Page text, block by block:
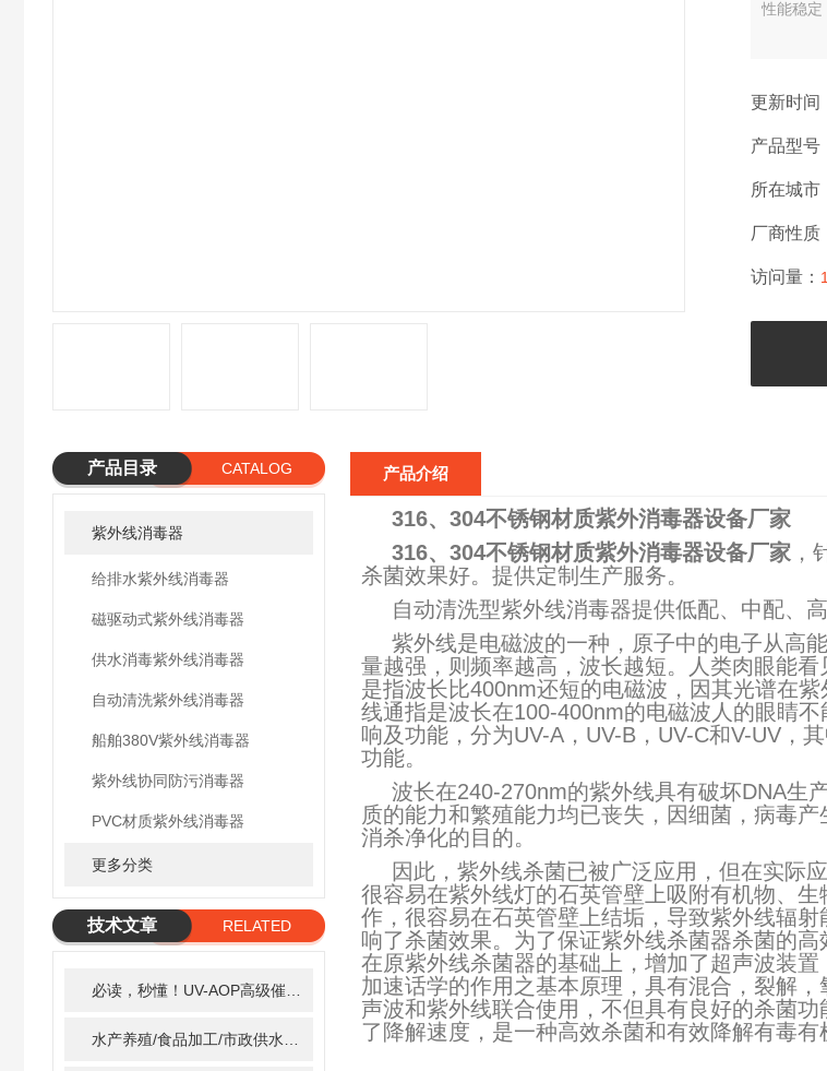
性能稳定
更新时间
产品型号
所在城市
厂商性质
访问量：
产品目录 CATALOG
紫外线消毒器
给排水紫外线消毒器
磁驱动式紫外线消毒器
供水消毒紫外线消毒器
自动清洗紫外线消毒器
船舶380V紫外线消毒器
紫外线协同防污消毒器
PVC材质紫外线消毒器
更多分类
技术文章
RELATED
2026-07-03
2026-06-26
产品介绍
316、304不锈钢材质紫外消毒器设备厂家
316、304不锈钢材质紫外消毒器设备厂家 ，
杀菌效果好。提供定制生产服务。
自动清洗型紫外线消毒器提供低配、中配、高
紫外线是电磁波的一种，原子中的电子从高
量越强，则频率越高，波长越短。人类肉眼能
是指波长比400nm还短的电磁波，因其光谱在
线通指是波长在100-400nm的电磁波人的眼睛
响及功能，分为UV-A，UV-B，UV-C和V-UV，
功能。
波长在240-270nm的紫外线具有破坏DNA生
质的能力和繁殖能力均已丧失，因细菌，病毒
消杀净化的目的。
因此，紫外线杀菌已被广泛应用，但在实际
很容易在紫外线灯的石英管壁上吸附有机物、
作，很容易在石英管壁上结垢，导致紫外线辐
响了杀菌效果。为了保证紫外线杀菌器杀菌的
在原紫外线杀菌器的基础上，增加了超声波装
加速话学的作用之基本原理，具有混合，裂解
声波和紫外线联合使用，不但具有良好的杀菌
了降解速度，是一种高效杀菌和有效降解有毒有